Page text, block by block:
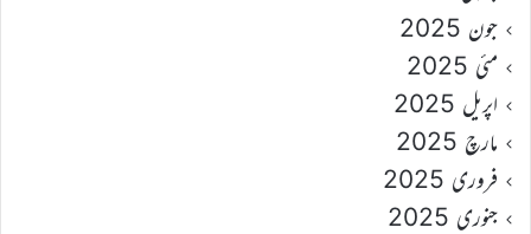
جون 2025
مئی 2025
اپریل 2025
مارچ 2025
فروری 2025
جنوری 2025